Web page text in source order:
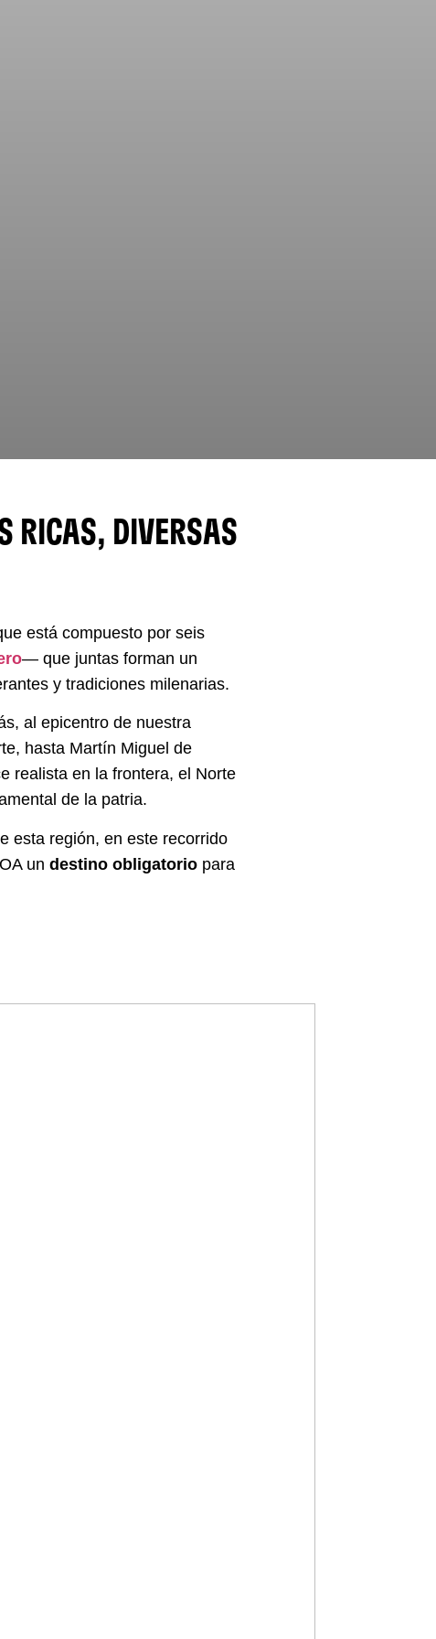
RICAS, DIVERSAS
está compuesto por seis
— que juntas forman un
y tradiciones milenarias.
al epicentro de nuestra
hasta Martín Miguel de
realista en la frontera, el Norte
de la patria.
esta región, en este recorrido
un destino obligatorio para